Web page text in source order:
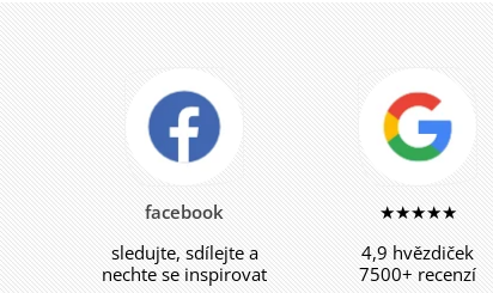
facebook
sledujte, sdílejte a
nechte se inspirovat
★★★★★
4,9 hvězdiček
7500+ recenzí